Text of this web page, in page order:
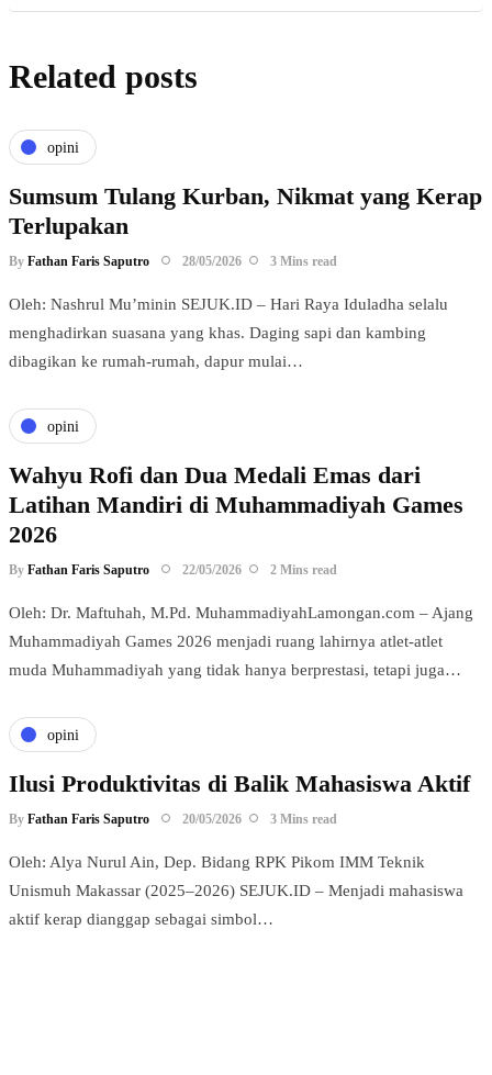
Related posts
opini
Sumsum Tulang Kurban, Nikmat yang Kerap
Terlupakan
By Fathan Faris Saputro 28/05/2026 3 Mins read
Oleh: Nashrul Mu’minin SEJUK.ID – Hari Raya Iduladha selalu
menghadirkan suasana yang khas. Daging sapi dan kambing
dibagikan ke rumah-rumah, dapur mulai…
opini
Wahyu Rofi dan Dua Medali Emas dari
Latihan Mandiri di Muhammadiyah Games
2026
By Fathan Faris Saputro 22/05/2026 2 Mins read
Oleh: Dr. Maftuhah, M.Pd. MuhammadiyahLamongan.com – Ajang
Muhammadiyah Games 2026 menjadi ruang lahirnya atlet-atlet
muda Muhammadiyah yang tidak hanya berprestasi, tetapi juga…
opini
Ilusi Produktivitas di Balik Mahasiswa Aktif
By Fathan Faris Saputro 20/05/2026 3 Mins read
Oleh: Alya Nurul Ain, Dep. Bidang RPK Pikom IMM Teknik
Unismuh Makassar (2025–2026) SEJUK.ID – Menjadi mahasiswa
aktif kerap dianggap sebagai simbol…